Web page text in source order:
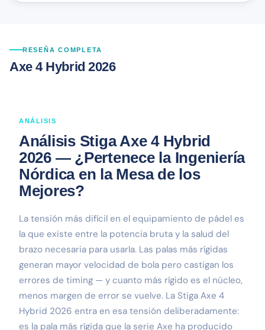
RESEÑA COMPLETA
Axe 4 Hybrid 2026
ANÁLISIS
Análisis Stiga Axe 4 Hybrid
2026 — ¿Pertenece la Ingeniería
Nórdica en la Mesa de los
Mejores?
La tensión más difícil en el equipamiento de pádel es
la que existe entre la potencia bruta y la salud del
brazo necesaria para usarla. Las palas más rígidas
generan mayor velocidad de bola pero castigan los
errores de timing — y cuanto más rígido es el núcleo,
menos margen de error se vuelve. La Stiga Axe 4
Hybrid 2026 entra en esa tensión deliberadamente:
es la pala más rígida que la serie Axe ha producido